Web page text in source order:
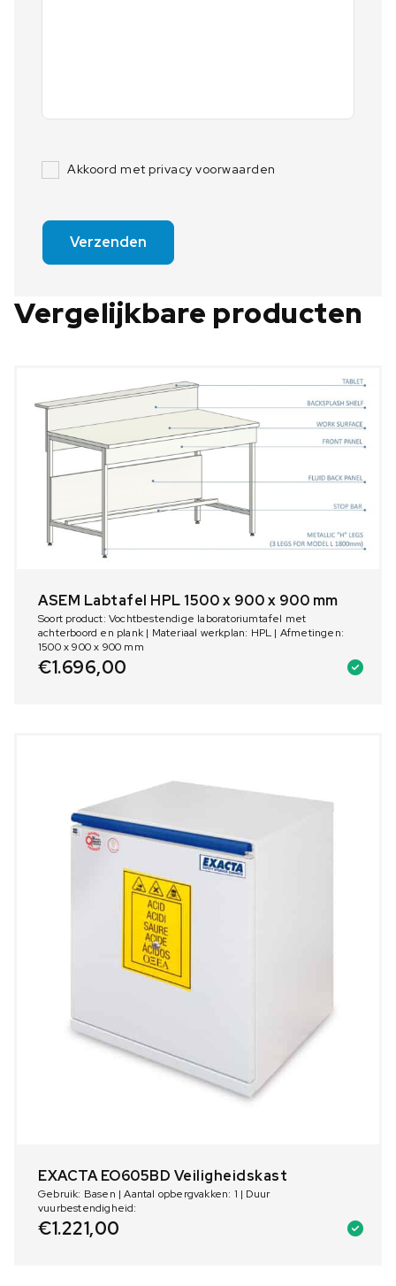
Akkoord met privacy voorwaarden
Verzenden
Vergelijkbare producten
ASEM Labtafel HPL 1500 x 900 x 900 mm
Soort product: Vochtbestendige laboratoriumtafel met
achterboord en plank | Materiaal werkplan: HPL | Afmetingen:
1500 x 900 x 900 mm
€1.696,00
EXACTA EO605BD Veiligheidskast
Gebruik: Basen | Aantal opbergvakken: 1 | Duur
vuurbestendigheid:
€1.221,00